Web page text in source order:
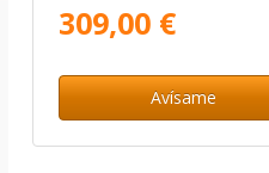
309,00 €
Avísame